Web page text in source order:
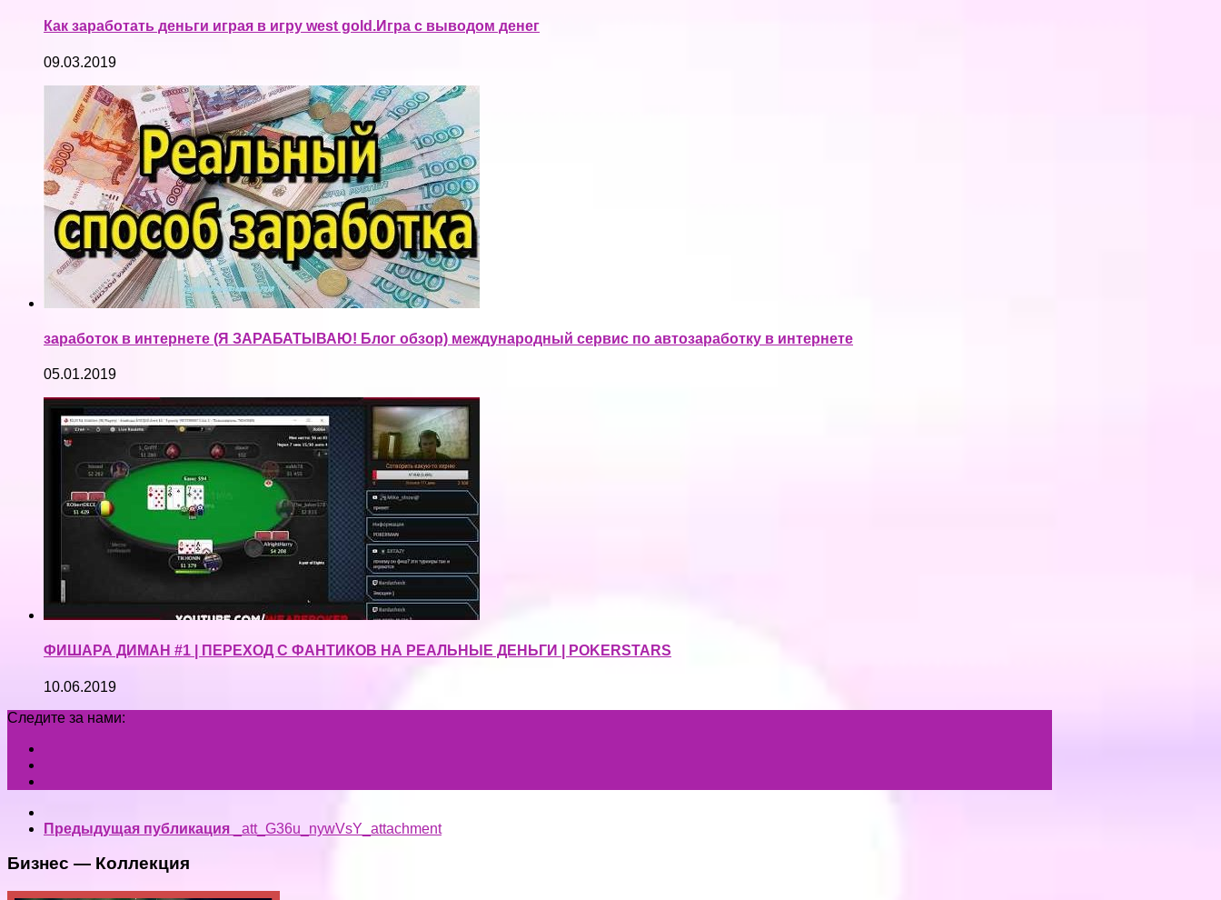
Как заработать деньги играя в игру west gold.Игра с выводом денег
09.03.2019
заработок в интернете (Я ЗАРАБАТЫВАЮ! Блог обзор) международный сервис по автозаработку в интернете
05.01.2019
ФИШАРА ДИМАН #1 | ПЕРЕХОД С ФАНТИКОВ НА РЕАЛЬНЫЕ ДЕНЬГИ | POKERSTARS
10.06.2019
Следите за нами:
Предыдущая публикация _att_G36u_nywVsY_attachment
Бизнес — Коллекция